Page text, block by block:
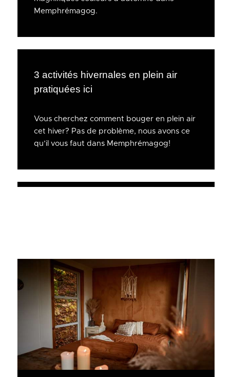
Memphrémagog.
3 activités hivernales en plein air
pratiquées ici
Vous cherchez comment bouger en plein air
cet hiver? Pas de problème, nous avons ce
qu’il vous faut dans Memphrémagog!